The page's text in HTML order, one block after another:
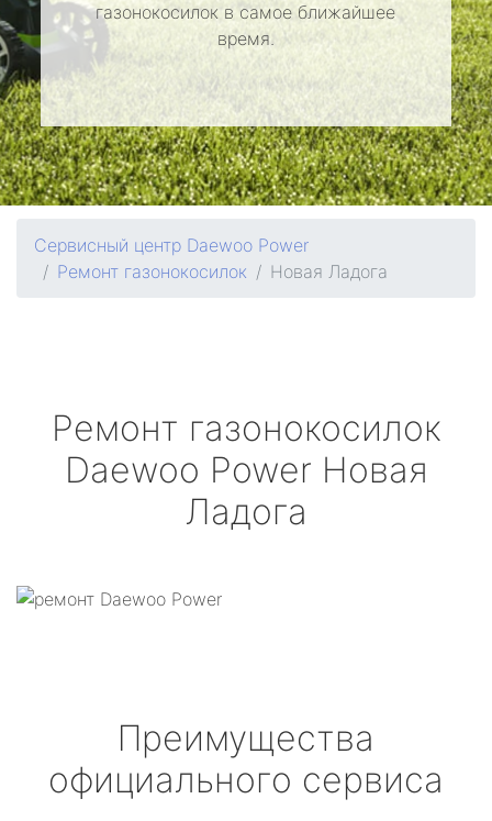
газонокосилок в самое ближайшее
время.
Сервисный центр Daewoo Power
Ремонт газонокосилок
Новая Ладога
Ремонт газонокосилок
Daewoo Power Новая
Ладога
Преимущества
официального сервиса